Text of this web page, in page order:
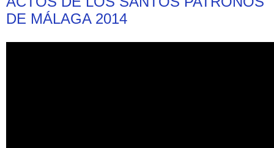
DE MÁLAGA 2014